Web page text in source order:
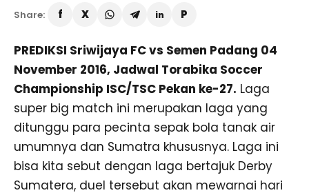
Share:
PREDIKSI Sriwijaya FC vs Semen Padang 04
November 2016, Jadwal Torabika Soccer
Championship ISC/TSC Pekan ke-27. Laga
super big match ini merupakan laga yang
ditunggu para pecinta sepak bola tanak air
umumnya dan Sumatra khususnya. Laga ini
bisa kita sebut dengan laga bertajuk Derby
Sumatera, duel tersebut akan mewarnai hari